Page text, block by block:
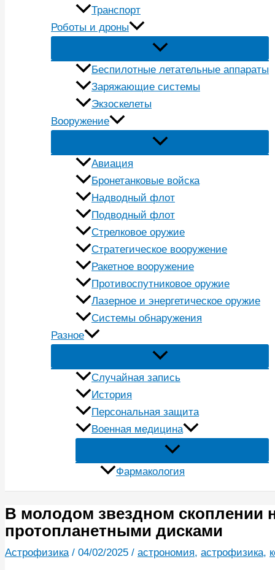
Транспорт
Роботы и дроны
Беспилотные летательные аппараты
Заряжающие системы
Экзоскелеты
Вооружение
Авиация
Бронетанковые войска
Надводный флот
Подводный флот
Стрелковое оружие
Стратегическое вооружение
Ракетное вооружение
Противоспутниковое оружие
Лазерное и энергетическое оружие
Системы обнаружения
Разное
Случайная запись
История
Персональная защита
Военная медицина
Фармакология
В молодом звездном скоплении
протопланетными дисками
Астрофизика / 04/02/2025 / астрономия, астрофизика,